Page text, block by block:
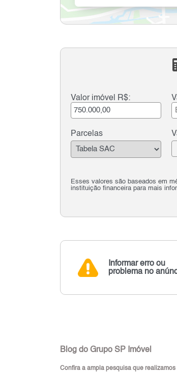
Valor imóvel R$:
Parcelas
Esses valores são baseados em
instituição financeira para mais
Informar erro ou
problema no
Blog do Grupo SP Imóvel
Confira a ampla pesquisa que